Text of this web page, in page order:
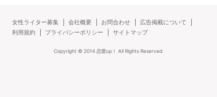
女性ライター募集 会社概要 お問合わせ
広告掲載について
利用規約
プライバシーポリシー サイトマップ
Copyright © 2014 恋愛up！ All Rights Reserved.